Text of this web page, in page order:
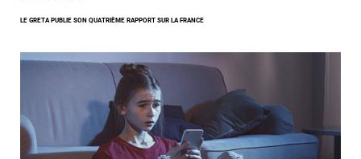
par
LE GRETA PUBLIE SON QUATRIÈME RAPPORT SUR LA FRANCE